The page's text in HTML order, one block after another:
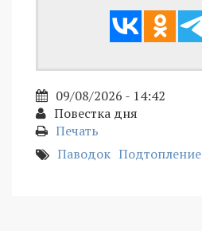
09/08/2026 - 14:42
Повестка дня
Печать
Паводок Подтопление